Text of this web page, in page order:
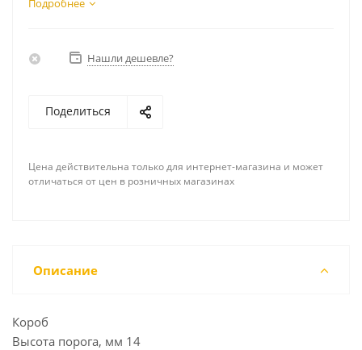
Подробнее
Нашли дешевле?
Поделиться
Цена действительна только для интернет-магазина и может
отличаться от цен в розничных магазинах
Описание
Короб
Высота порога, мм 14